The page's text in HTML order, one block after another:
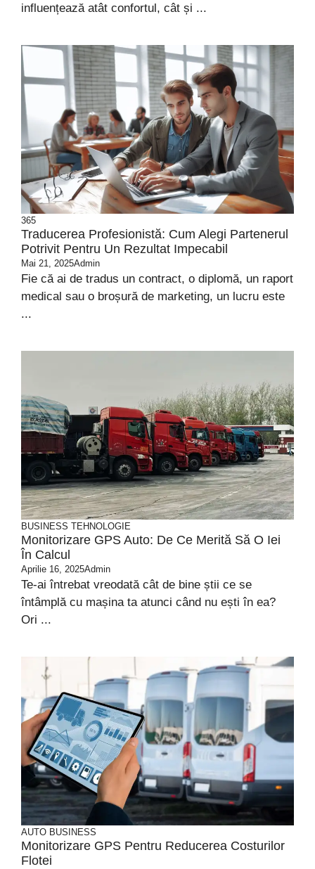
influențează atât confortul, cât și ...
365
Traducerea Profesionistă: Cum Alegi Partenerul
Potrivit Pentru Un Rezultat Impecabil
Mai 21, 2025Admin
Fie că ai de tradus un contract, o diplomă, un raport
medical sau o broșură de marketing, un lucru este
...
BUSINESS TEHNOLOGIE
Monitorizare GPS Auto: De Ce Merită Să O Iei
În Calcul
Aprilie 16, 2025Admin
Te-ai întrebat vreodată cât de bine știi ce se
întâmplă cu mașina ta atunci când nu ești în ea?
Ori ...
AUTO BUSINESS
Monitorizare GPS Pentru Reducerea Costurilor
Flotei